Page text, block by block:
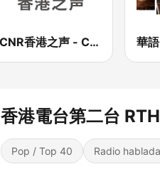
CNR香港之声 - CNR Voice of Hong Kong 華
香港電台第二台
Pop / Top 40 Radio hablada